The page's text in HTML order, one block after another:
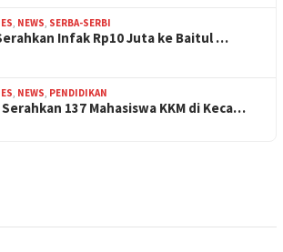
, NEWS, SERBA-SERBI
Infak Rp10 Juta ke Baitul …
, NEWS, PENDIDIKAN
Serahkan 137 Mahasiswa KKM di Keca…